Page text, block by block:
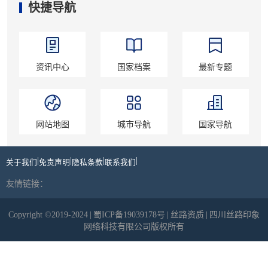
快捷导航
资讯中心 国家档案 最新专题
网站地图 城市导航 国家导航
关于我们 |免责声明 | 隐私条款|联系我们 |
友情链接：
Copyright ©2019-2024 | 蜀ICP备19039178号 | 丝路资质 | 四川丝路印象
网络科技有限公司版权所有